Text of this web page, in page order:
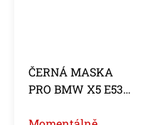
ČERNÁ MASKA
PRO BMW X5 E53